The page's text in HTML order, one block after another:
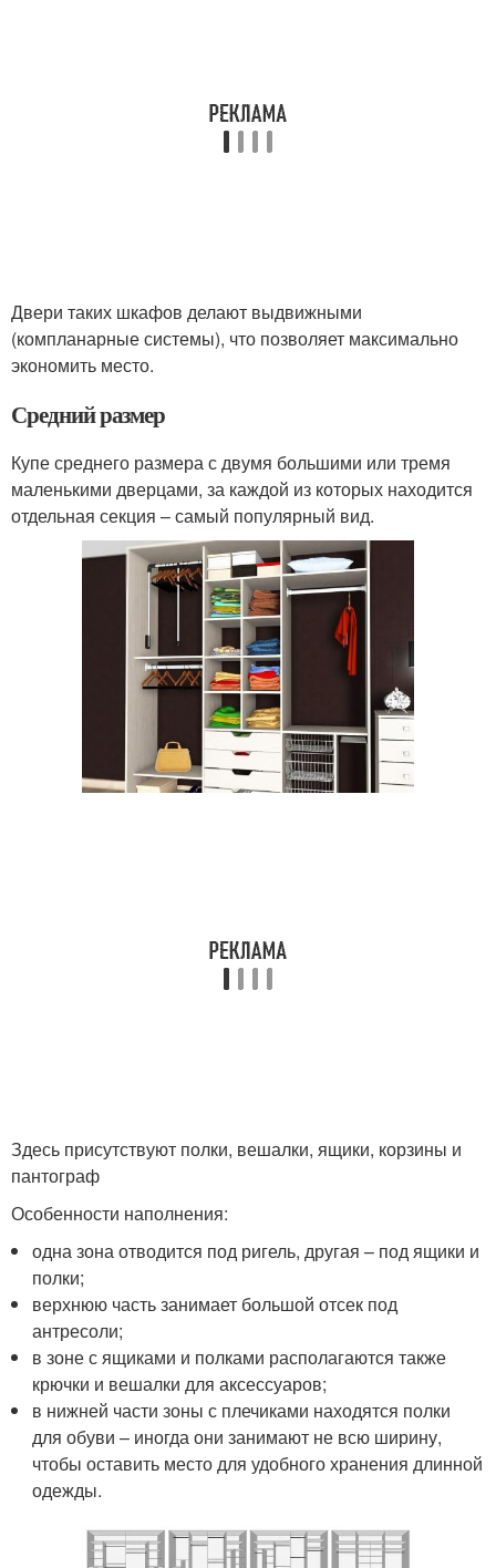
Двери таких шкафов делают выдвижными
(компланарные системы), что позволяет максимально
экономить место.
Средний размер
Купе среднего размера с двумя большими или тремя
маленькими дверцами, за каждой из которых находится
отдельная секция – самый популярный вид.
Здесь присутствуют полки, вешалки, ящики, корзины и
пантограф
Особенности наполнения:
одна зона отводится под ригель, другая – под ящики и
полки;
верхнюю часть занимает большой отсек под
антресоли;
в зоне с ящиками и полками располагаются также
крючки и вешалки для аксессуаров;
в нижней части зоны с плечиками находятся полки
для обуви – иногда они занимают не всю ширину,
чтобы оставить место для удобного хранения длинной
одежды.